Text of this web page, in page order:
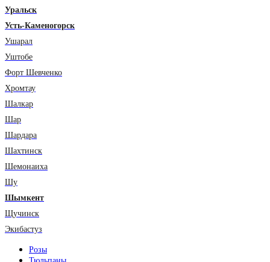
Уральск
Усть-Каменогорск
Ушарал
Уштобе
Форт Шевченко
Хромтау
Шалкар
Шар
Шардара
Шахтинск
Шемонаиха
Шу
Шымкент
Щучинск
Экибастуз
Розы